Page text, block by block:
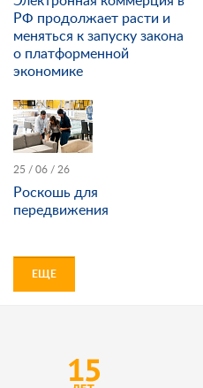
РФ продолжает расти и
меняться к запуску закона
о платформенной
экономике
25 / 06 / 26
Роскошь для
передвижения
ЕЩЕ